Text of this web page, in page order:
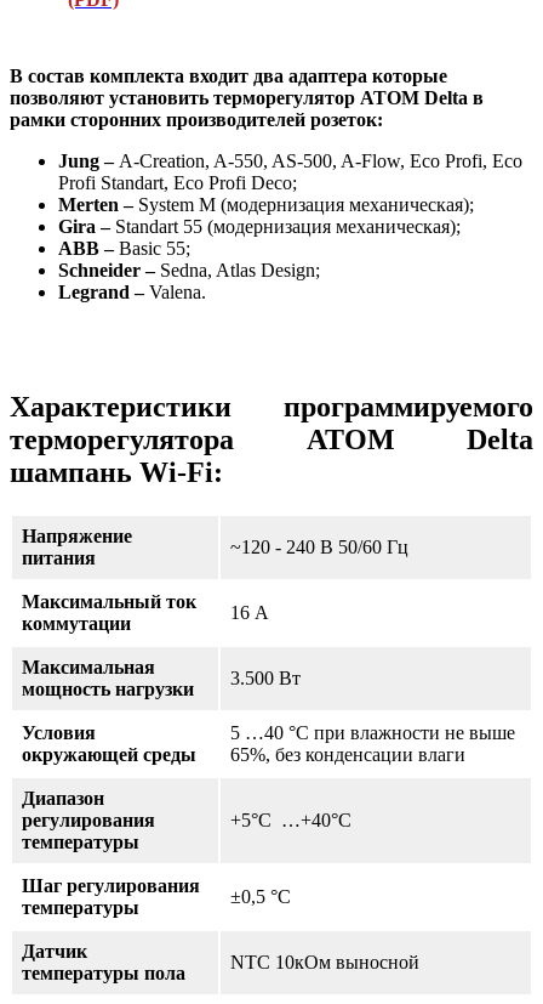
В состав комплекта входит два адаптера которые
позволяют установить терморегулятор АТОМ Delta в
рамки сторонних производителей розеток:
Jung – A-Creation, A-550, AS-500, A-Flow, Eco Profi, Eco
Profi Standart, Eco Profi Deco;
Merten – System M (модернизация механическая);
Gira – Standart 55 (модернизация механическая);
ABB –Basic 55;
Schneider – Sedna, Atlas Design;
Legrand –Valena.
Характеристики программируемого
терморегулятора ATOM Delta
шампань Wi-Fi:
Напряжение
питания
~120 - 240 В 50/60 Гц
Максимальный ток
коммутации
16 А
Максимальная
мощность нагрузки
3.500 Вт
Условия
окружающей среды
5 …40 °С при влажности не выше
65%, без конденсации влаги
Диапазон
регулирования
температуры
+5°С …+40°С
Шаг регулирования
температуры
±0,5 °С
Датчик
температуры пола
NTC 10кОм выносной